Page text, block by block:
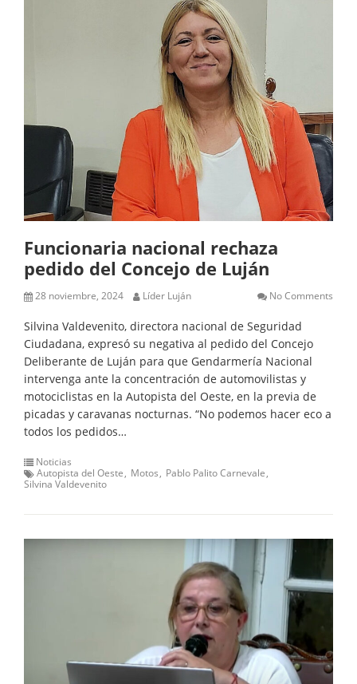
Funcionaria nacional rechaza
pedido del Concejo de Luján
28 noviembre, 2024 Líder Luján No Comments
Silvina Valdevenito, directora nacional de Seguridad
Ciudadana, expresó su negativa al pedido del Concejo
Deliberante de Luján para que Gendarmería Nacional
intervenga ante la concentración de automovilistas y
motociclistas en la Autopista del Oeste, en la previa de
picadas y caravanas nocturnas. “No podemos hacer eco a
todos los pedidos…
Noticias
Autopista del Oeste
Motos
Pablo Palito Carnevale
Silvina Valdevenito